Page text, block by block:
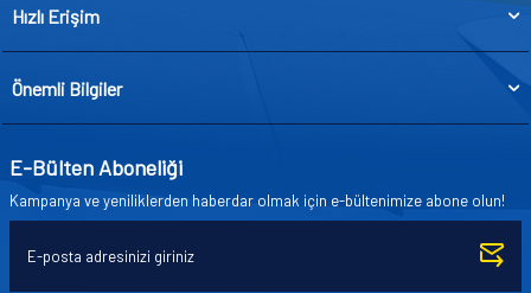
Hızlı Erişim
Önemli Bilgiler
E-Bülten Aboneliği
Kampanya ve yeniliklerden haberdar olmak için e-bültenimize abone olun!